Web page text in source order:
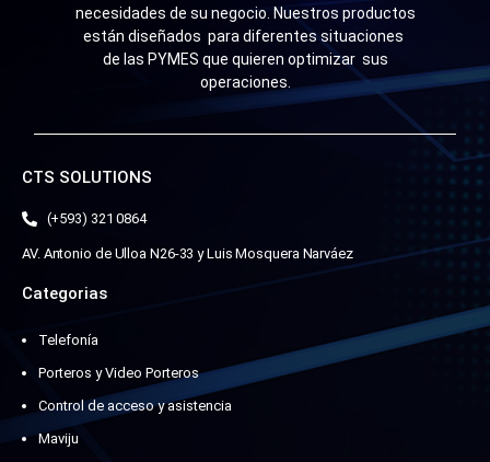
necesidades de su negocio. Nuestros productos
están diseñados para diferentes situaciones
de las PYMES que quieren optimizar sus
operaciones.
CTS SOLUTIONS
(+593) 321 0864
AV. Antonio de Ulloa N26-33 y Luis Mosquera Narváez
Categorias
Telefonía
Porteros y Video Porteros
Control de acceso y asistencia
Maviju